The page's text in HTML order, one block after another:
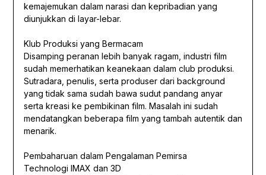
kemajemukan dalam narasi dan kepribadian yang
diunjukkan di layar-lebar.
Klub Produksi yang Bermacam
Disamping peranan lebih banyak ragam, industri film
sudah memerhatikan keanekaan dalam club produksi.
Sutradara, penulis, serta produser dari background
yang tidak sama sudah bawa sudut pandang anyar
serta kreasi ke pembikinan film. Masalah ini sudah
mendatangkan beberapa film yang tambah autentik dan
menarik.
Pembaharuan dalam Pengalaman Pemirsa
Technologi IMAX dan 3D